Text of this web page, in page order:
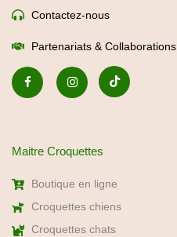
Contactez-nous
Partenariats & Collaborations
Maitre Croquettes
Boutique en ligne
Croquettes chiens
Croquettes chats